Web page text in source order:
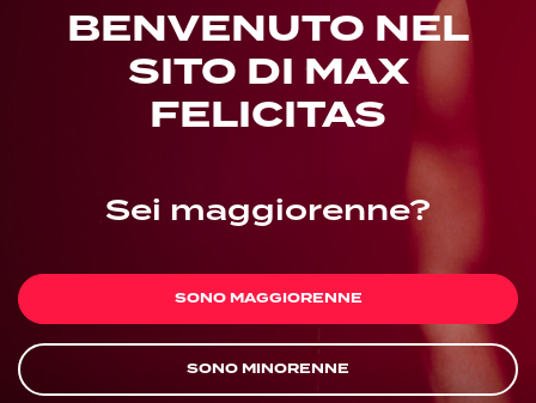
BENVENUTO NEL
SITO DI MAX
FELICITAS
Sei maggiorenne?
SONO MAGGIORENNE
SONO MINORENNE